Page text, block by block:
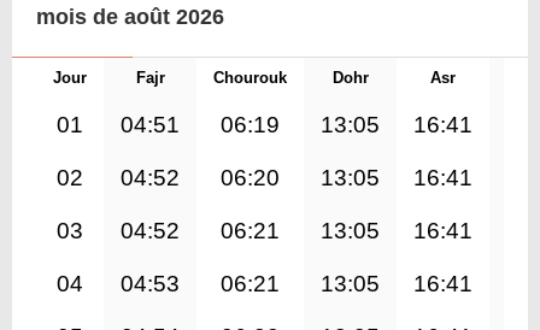
mois de août 2026
Jour Fajr Chourouk Dohr Asr
01 04:51 06:19 13:05 16:41
02 04:52 06:20 13:05 16:41
03 04:52 06:21 13:05 16:41
04 04:53 06:21 13:05 16:41